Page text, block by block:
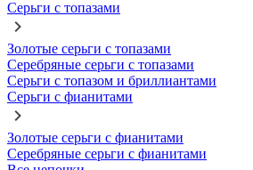
Серьги с топазами
Золотые серьги с топазами
Серебряные серьги с топазами
Серьги с топазом и бриллиантами
Серьги с фианитами
Золотые серьги с фианитами
Серебряные серьги с фианитами